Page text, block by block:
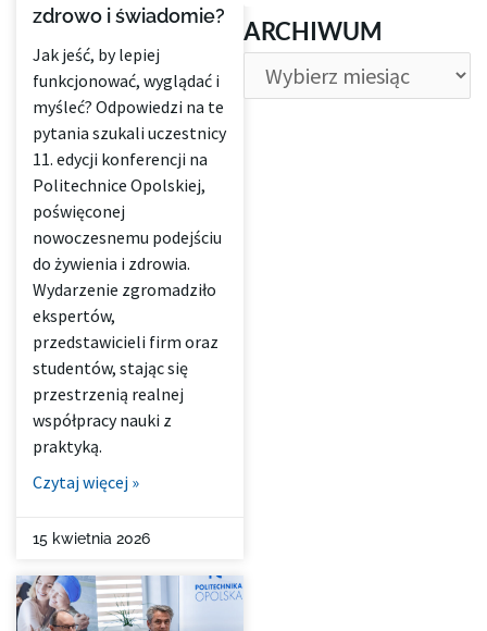
zdrowo i świadomie?
Jak jeść, by lepiej
funkcjonować, wyglądać i
myśleć? Odpowiedzi na te
pytania szukali uczestnicy
11. edycji konferencji na
Politechnice Opolskiej,
poświęconej
nowoczesnemu podejściu
do żywienia i zdrowia.
Wydarzenie zgromadziło
ekspertów,
przedstawicieli firm oraz
studentów, stając się
przestrzenią realnej
współpracy nauki z
praktyką.
Czytaj więcej »
15 kwietnia 2026
ARCHIWUM
ARCHIWUM